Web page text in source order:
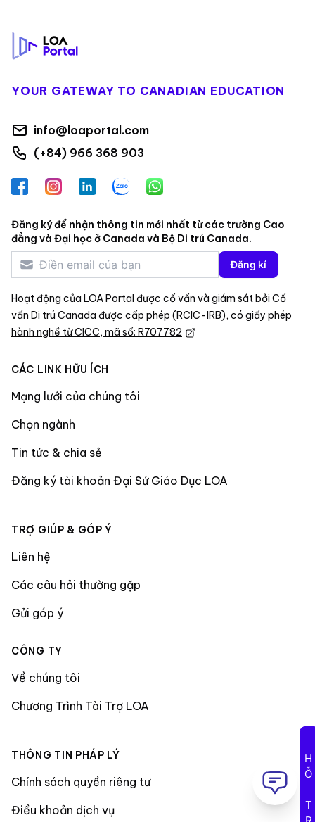
YOUR GATEWAY TO CANADIAN EDUCATION
info@loaportal.com
(+84) 966 368 903
FacebookInstagramLinkedInZalo WhatsApp
Đăng ký để nhận thông tin mới nhất từ các trường Cao
đẳng và Đại học ở Canada và Bộ Di trú Canada.
Đăng kí
Hoạt động của LOA Portal được cố vấn và giám sát bởi Cố
vấn Di trú Canada được cấp phép (RCIC-IRB), có giấy phép
hành nghề từ CICC, mã số: R707782
CÁC LINK HỮU ÍCH
Mạng lưới của chúng tôi
Chọn ngành
Tin tức & chia sẻ
Đăng ký tài khoản Đại Sứ Giáo Dục LOA
TRỢ GIÚP & GÓP Ý
Liên hệ
Các câu hỏi thường gặp
Gửi góp ý
CÔNG TY
Về chúng tôi
Chương Trình Tài Trợ LOA
THÔNG TIN PHÁP LÝ
Chính sách quyền riêng tư
Điều khoản dịch vụ
HỖ TRỢ